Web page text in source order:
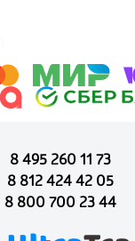
8 495 260 11 73
8 812 424 42 05
8 800 700 23 44